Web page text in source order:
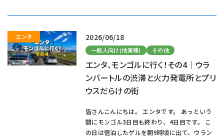
2026/06/18
一般人向け(他業種) その他
エンタ、モンゴルに行く！その4｜ウラ
ンバートルの渋滞と火力発電所とプリ
ウスだらけの街
皆さんこんにちは。 エンタです。 あっという
間にモンゴル3日目も終わり、4日目です。 こ
の日は宿泊したゲルを朝9時頃に出て、ウラン